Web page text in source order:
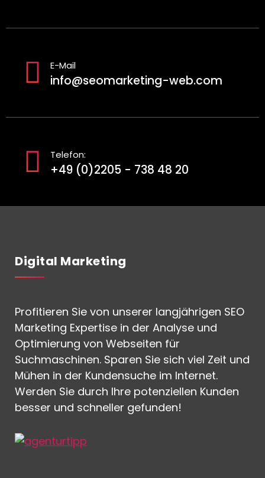
E-Mail
info@seomarketing-web.com
Telefon:
+49 (0)2205 - 738 48 20
Digital Marketing
Profitieren Sie von unserer langjährigen SEO
Marketing Expertise in der Analyse und
Optimierung von Webseiten für
Suchmaschinen. Sparen Sie sich viel Zeit und
Mühen in der Kundensuche im Internet.
Werden Sie durch Ihre potenziellen Kunden
besser und schneller gefunden!